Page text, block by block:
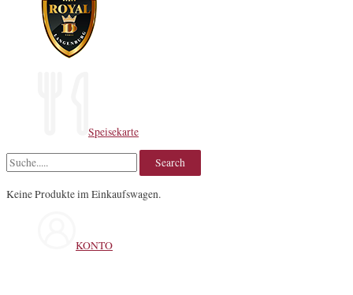
Speisekarte
Keine Produkte im Einkaufswagen.
KONTO